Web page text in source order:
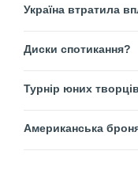
Україна втратила
Диски спотикання?
Турнір юних
Американська